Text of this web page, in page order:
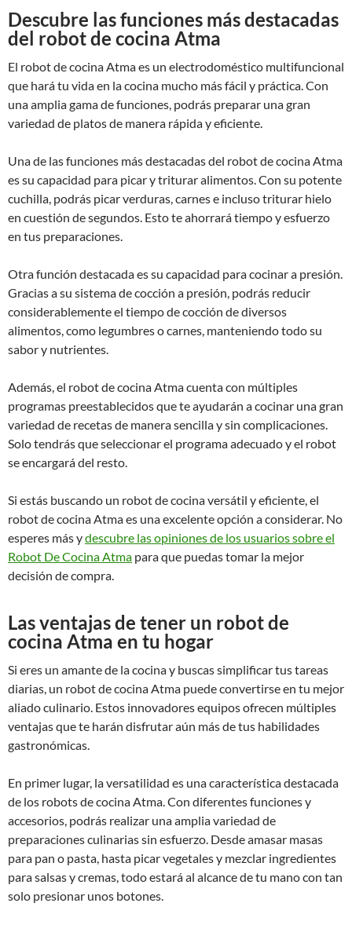
Descubre las funciones más destacadas
del robot de cocina Atma
El robot de cocina Atma es un electrodoméstico multifuncional
que hará tu vida en la cocina mucho más fácil y práctica. Con
una amplia gama de funciones, podrás preparar una gran
variedad de platos de manera rápida y eficiente.
Una de las funciones más destacadas del robot de cocina Atma
es su capacidad para picar y triturar alimentos. Con su potente
cuchilla, podrás picar verduras, carnes e incluso triturar hielo
en cuestión de segundos. Esto te ahorrará tiempo y esfuerzo
en tus preparaciones.
Otra función destacada es su capacidad para cocinar a presión.
Gracias a su sistema de cocción a presión, podrás reducir
considerablemente el tiempo de cocción de diversos
alimentos, como legumbres o carnes, manteniendo todo su
sabor y nutrientes.
Además, el robot de cocina Atma cuenta con múltiples
programas preestablecidos que te ayudarán a cocinar una gran
variedad de recetas de manera sencilla y sin complicaciones.
Solo tendrás que seleccionar el programa adecuado y el robot
se encargará del resto.
Si estás buscando un robot de cocina versátil y eficiente, el
robot de cocina Atma es una excelente opción a considerar. No
esperes más ydescubre las opiniones de los usuarios sobre el
Robot De Cocina Atma para que puedas tomar la mejor
decisión de compra.
Las ventajas de tener un robot de
cocina Atma en tu hogar
Si eres un amante de la cocina y buscas simplificar tus tareas
diarias, un robot de cocina Atma puede convertirse en tu mejor
aliado culinario. Estos innovadores equipos ofrecen múltiples
ventajas que te harán disfrutar aún más de tus habilidades
gastronómicas.
En primer lugar, la versatilidad es una característica destacada
de los robots de cocina Atma. Con diferentes funciones y
accesorios, podrás realizar una amplia variedad de
preparaciones culinarias sin esfuerzo. Desde amasar masas
para pan o pasta, hasta picar vegetales y mezclar ingredientes
para salsas y cremas, todo estará al alcance de tu mano con tan
solo presionar unos botones.